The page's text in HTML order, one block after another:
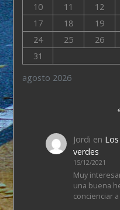
agosto 2026
10
11 12
17
18 19
24
25 26
31
Jordi en
verdes
15/12/2021
Muy
una buena
concienciar